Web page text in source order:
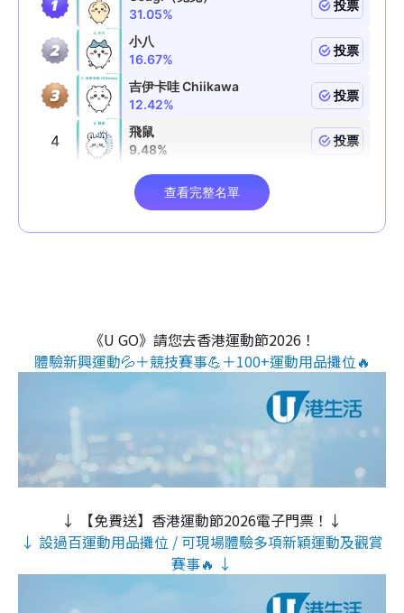
《U GO》請您去香港運動節2026！
體驗新興運動💦＋競技賽事💪＋100+運動用品攤位🔥
↓ 【免費送】香港運動節2026電子門票！↓
↓ 設過百運動用品攤位 / 可現場體驗多項新穎運動及觀賞
賽事🔥 ↓